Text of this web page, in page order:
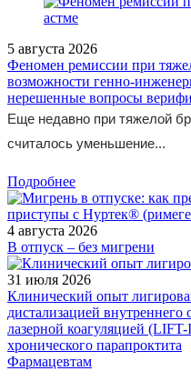
5 августа 2026
Феномен ремиссии при
возможности генно-
нерешенные вопросы
Еще недавно при тяжелой
считалось уменьшение...
Подробнее
4 августа 2026
В отпуск – без мигрени
31 июля 2026
Клинический опыт
дистализацией внутреннего
лазерной коагуляцией
хронического парапроктита
Фармацевтам